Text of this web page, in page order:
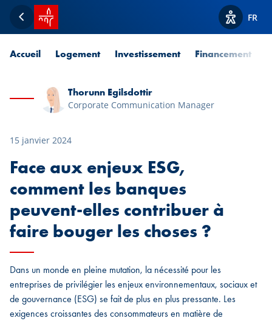
Retour
Accueil SPUERKEESS
Afficher
FR
Accueil Logement Investissement Financement
Thorunn Egilsdottir
Corporate Communication Manager
15 janvier 2024
Face aux enjeux ESG,
comment les banques
peuvent-elles contribuer à
faire bouger les choses ?
Dans un monde en pleine mutation, la nécessité pour les
entreprises de privilégier les enjeux environnementaux, sociaux et
de gouvernance (ESG) se fait de plus en plus pressante. Les
exigences croissantes des consommateurs en matière de